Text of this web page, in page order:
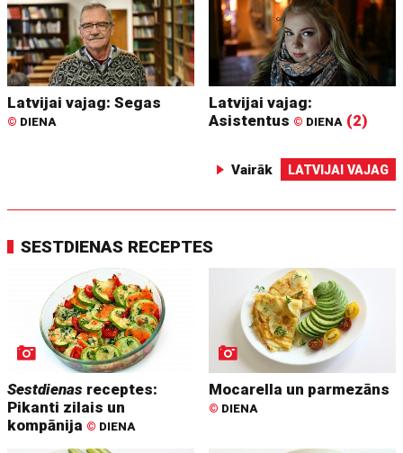
Latvijai vajag: Segas
© DIENA
Latvijai vajag:
Asistentus © DIENA (2)
Vairāk LATVIJAI VAJAG
SESTDIENAS RECEPTES
Sestdienas receptes:
Pikanti zilais un
kompānija © DIENA
Mocarella un parmezāns
© DIENA